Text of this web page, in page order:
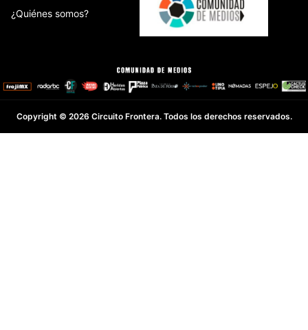
¿Quiénes somos?
Copyright © 2026 Circuito Frontera. Todos los derechos reservados.